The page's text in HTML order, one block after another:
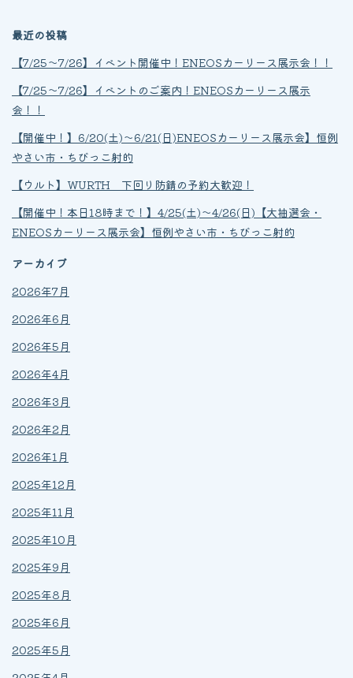
最近の投稿
【7/25～7/26】イベント開催中！ENEOSカーリース展示会！！
【7/25～7/26】イベントのご案内！ENEOSカーリース展示
会！！
【開催中！】6/20(土)～6/21(日)ENEOSカーリース展示会】恒例
やさい市・ちびっこ射的
【ウルト】WURTH 下回り防錆の予約大歓迎！
【開催中！本日18時まで！】4/25(土)～4/26(日)【大抽選会・
ENEOSカーリース展示会】恒例やさい市・ちびっこ射的
アーカイブ
2026年7月
2026年6月
2026年5月
2026年4月
2026年3月
2026年2月
2026年1月
2025年12月
2025年11月
2025年10月
2025年9月
2025年8月
2025年6月
2025年5月